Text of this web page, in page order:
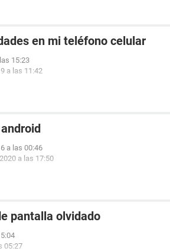
en mi teléfono celular
15:23
a las 11:42
a las 00:46
a las 17:50
pantalla olvidado
05:27